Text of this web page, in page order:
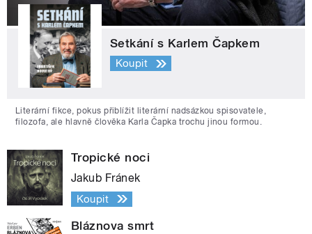
Setkání s Karlem Čapkem
Koupit
Literární fikce, pokus přiblížit literární nadsázkou spisovatele,
filozofa, ale hlavně člověka Karla Čapka trochu jinou formou.
Tropické noci
Jakub Fránek
Koupit
Bláznova smrt